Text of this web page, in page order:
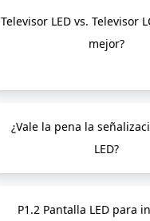
Televisor LED vs. Televisor
mejor?
¿Vale la pena la
LED?
P1.2 Pantalla LED para